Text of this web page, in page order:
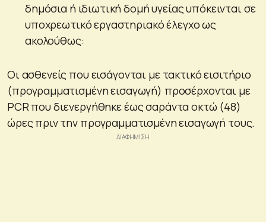
δημόσια ή ιδιωτική δομή υγείας υπόκεινται σε
υποχρεωτικό εργαστηριακό έλεγχο ως
ακολούθως:
Οι ασθενείς που εισάγονται με τακτικό εισιτήριο
(προγραμματισμένη εισαγωγή) προσέρχονται με
PCR που διενεργήθηκε έως σαράντα οκτώ (48)
ώρες πριν την προγραμματισμένη εισαγωγή τους.